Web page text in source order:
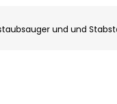
und und